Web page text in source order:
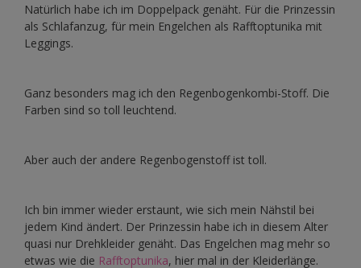
Natürlich habe ich im Doppelpack genäht. Für die Prinzessin
als Schlafanzug, für mein Engelchen als Rafftoptunika mit
Leggings.
Ganz besonders mag ich den Regenbogenkombi-Stoff. Die
Farben sind so toll leuchtend.
Aber auch der andere Regenbogenstoff ist toll.
Ich bin immer wieder erstaunt, wie sich mein Nähstil bei
jedem Kind ändert. Der Prinzessin habe ich in diesem Alter
quasi nur Drehkleider genäht. Das Engelchen mag mehr so
etwas wie die Rafftoptunika, hier mal in der Kleiderlänge.